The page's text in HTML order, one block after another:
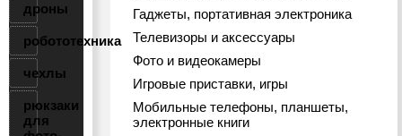
дроны
робототехника
чехлы
рюкзаки
для
Гаджеты, портативная электроника
Телевизоры и аксессуары
Фото и видеокамеры
Игровые приставки, игры
Мобильные телефоны, планшеты,
электронные книги